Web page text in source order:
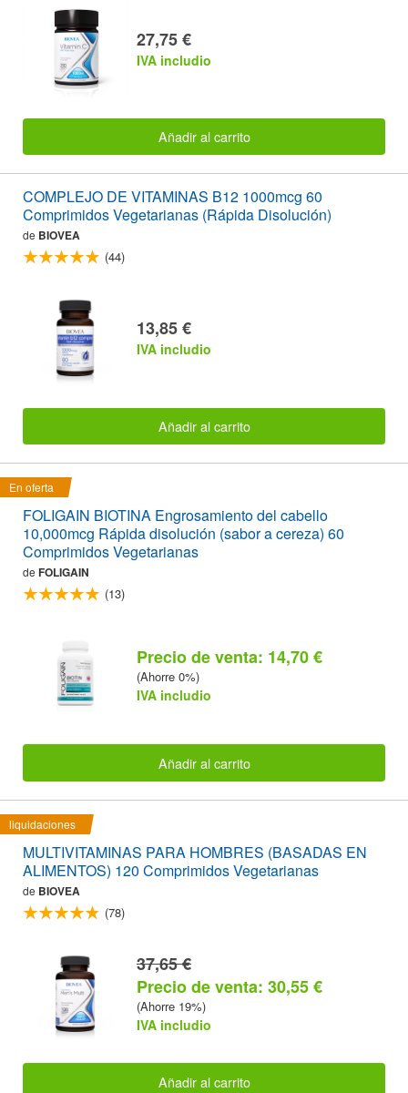
27,75 €
IVA includio
Añadir al carrito
COMPLEJO DE VITAMINAS B12 1000mcg 60
Comprimidos Vegetarianas (Rápida Disolución)
de BIOVEA
(44)
13,85 €
IVA includio
Añadir al carrito
En oferta
FOLIGAIN BIOTINA Engrosamiento del cabello
10,000mcg Rápida disolución (sabor a cereza) 60
Comprimidos Vegetarianas
de FOLIGAIN
(13)
Precio de venta: 14,70 €
(Ahorre 0%)
IVA includio
Añadir al carrito
liquidaciones
MULTIVITAMINAS PARA HOMBRES (BASADAS EN
ALIMENTOS) 120 Comprimidos Vegetarianas
de BIOVEA
(78)
37,65 €
Precio de venta: 30,55 €
(Ahorre 19%)
IVA includio
Añadir al carrito